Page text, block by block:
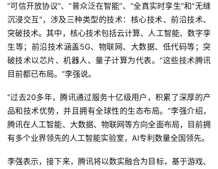
首
页
业
人
工
智
“可信开放协议”、“普众泛在智能”、“全真实时孪生”和“无缝
沉浸交互”，涉及三种类型的技术：核心技术、前沿技术、
突破技术。其中，核心技术包括云计算、人工智能、数字孪
生等；前沿技术涵盖5G、物联网、大数据、低代码等；突
破技术以芯片、机器人、量子计算为代表。“这些技术腾讯
目前都已布局。”李强说。
“过去20多年，腾讯通过服务十亿级用户，积累了深厚的产
品和技术优势，并且拥有全球性的生态布局。”李强介绍，
腾讯在人工智能、大数据、物联网等方向全面布局，目前拥
有多个业界领先的人工智能实验室，AI专利数量全国领先。
李强表示，接下来，腾讯将以数实融合为目标，基于游戏、